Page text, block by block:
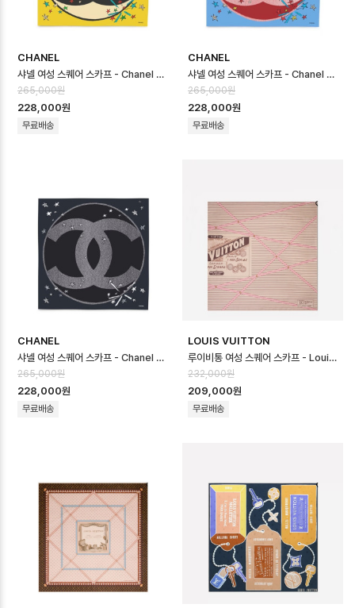
CHANEL
샤넬 여성 스퀘어 스카프 - Chanel Womens Square Scarf - acc87…
265,000원
228,000원
무료배송
CHANEL
샤넬 여성 스퀘어 스카프 - Chanel Womens Square Scarf - acc87…
265,000원
228,000원
무료배송
CHANEL
샤넬 여성 스퀘어 스카프 - Chanel Womens Square Scarf - acc87…
265,000원
228,000원
무료배송
LOUIS VUITTON
루이비통 여성 스퀘어 스카프 - Louis vuitton Womens Square Scar…
232,000원
209,000원
무료배송